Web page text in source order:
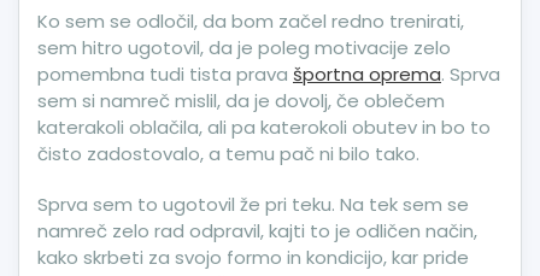
Ko sem se odločil, da bom začel redno trenirati,
sem hitro ugotovil, da je poleg motivacije zelo
pomembna tudi tista prava športna oprema. Sprva
sem si namreč mislil, da je dovolj, če oblečem
katerakoli oblačila, ali pa katerokoli obutev in bo to
čisto zadostovalo, a temu pač ni bilo tako.
Sprva sem to ugotovil že pri teku. Na tek sem se
namreč zelo rad odpravil, kajti to je odličen način,
kako skrbeti za svojo formo in kondicijo, kar pride